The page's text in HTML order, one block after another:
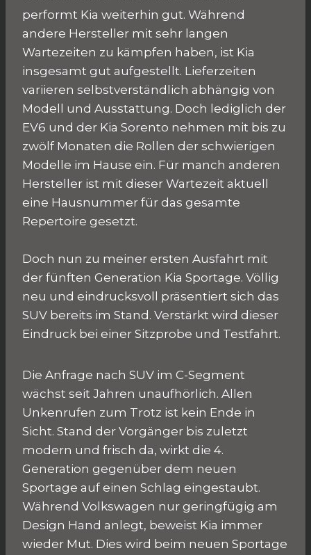
performt Kia weiterhin gut. Während
andere Hersteller mit sehr langen
Wartezeiten zu kämpfen haben, ist Kia
insgesamt gut aufgestellt. Lieferzeiten
variieren selbstverständlich abhängig von
Modell und Ausstattung. Doch lediglich der
EV6 und der Kia Sorento nehmen mit bis zu
zwölf Monaten die Rollen der schwierigen
Modelle im Hause ein. Für manch anderen
Hersteller ist mit dieser Wartezeit aktuell
eine Hausnummer für das gesamte
Repertoire gesetzt.
Doch nun zu meiner ersten Ausfahrt mit
der fünften Generation Kia Sportage. Völlig
neu und eindrucksvoll präsentiert sich das
SUV bereits im Stand. Verstärkt wird dieser
Eindruck bei einer Sitzprobe und Testfahrt.
Die Anfrage nach SUV im C-Segment
wächst seit Jahren unaufhörlich. Allen
Unkenrufen zum Trotz ist kein Ende in
Sicht. Stand der Vorgänger bis zuletzt
modern und frisch da, wirkt die 4.
Generation gegenüber dem neuen
Sportage auf einen Schlag eingestaubt.
Während Volkswagen nur geringfügig am
Design Hand anlegt, beweist Kia immer
wieder Mut. Dies wird beim neuen Sportage